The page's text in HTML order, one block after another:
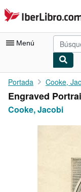
Pasar al contenido
IberLibro.com
Menú
Mi cuenta
Consultar mis pedidos
Búsqueda avanzada
Arte y coleccionismo
Portada Cooke,
Engraved
Cooke, Jacobi